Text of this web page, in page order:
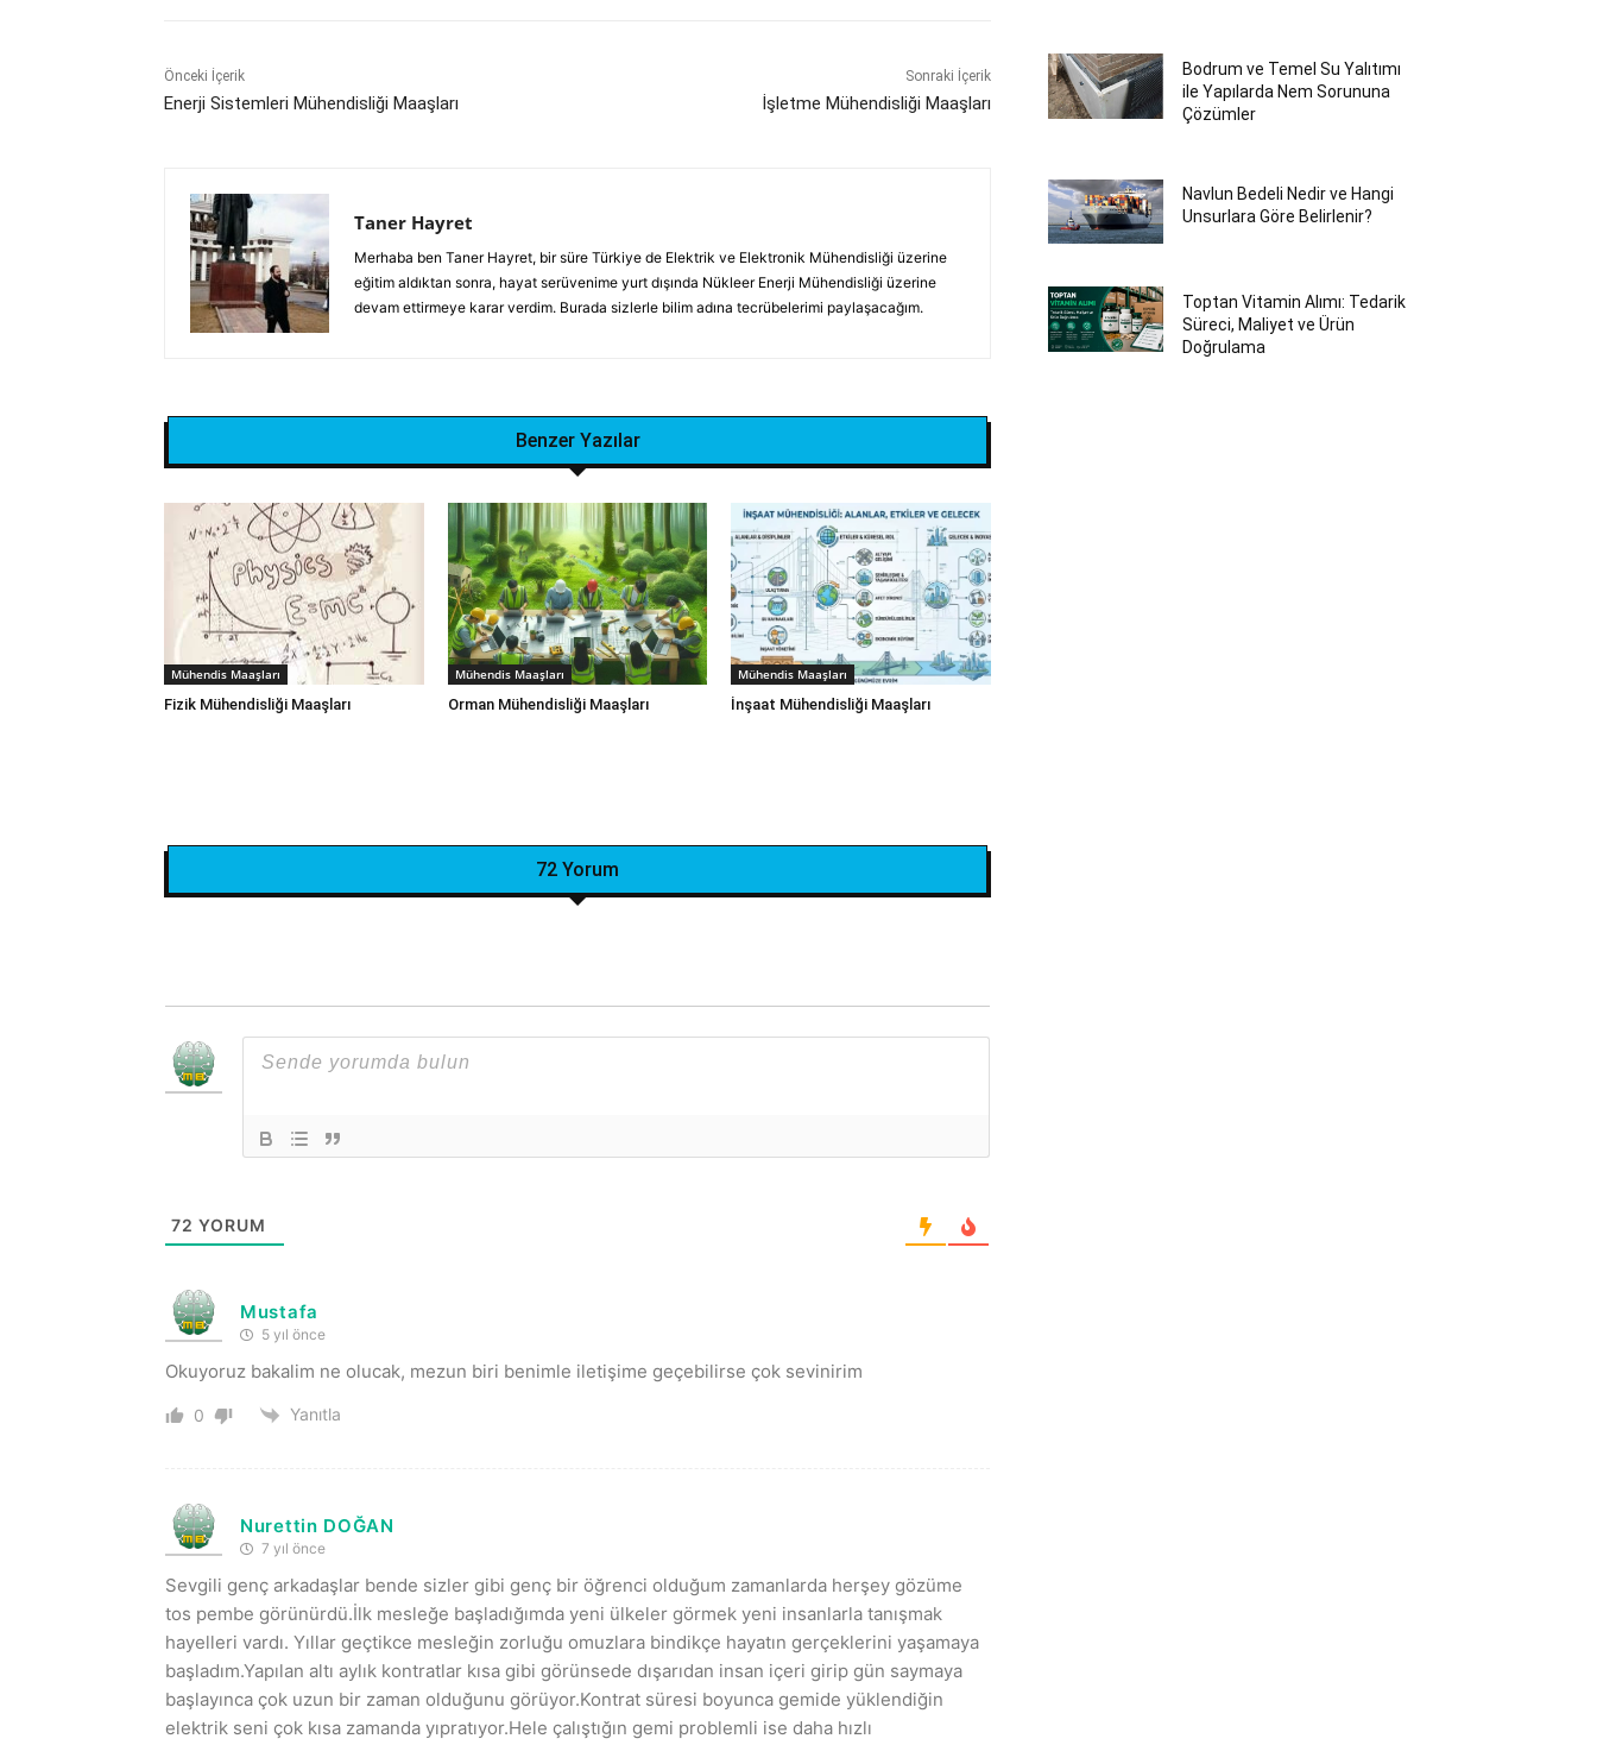
Önceki İçerik
Enerji Sistemleri Mühendisliği Maaşları
Sonraki İçerik
İşletme Mühendisliği Maaşları
Taner Hayret
Merhaba ben Taner Hayret, bir süre Türkiye de Elektrik ve Elektronik Mühendisliği üzerine
eğitim aldıktan sonra, hayat serüvenime yurt dışında Nükleer Enerji Mühendisliği üzerine
devam ettirmeye karar verdim. Burada sizlerle bilim adına tecrübelerimi paylaşacağım.
Benzer Yazılar
Mühendis Maaşları
Fizik Mühendisliği Maaşları
Mühendis Maaşları
Orman Mühendisliği‎ Maaşları
Mühendis Maaşları
İnşaat Mühendisliği Maaşları
72 Yorum
72 YORUM
Mustafa
5 yıl önce
Okuyoruz bakalim ne olucak, mezun biri benimle iletişime geçebilirse çok sevinirim
0 Yanıtla
Nurettin DOĞAN
7 yıl önce
Sevgili genç arkadaşlar bende sizler gibi genç bir öğrenci olduğum zamanlarda herşey gözüme
tos pembe görünürdü.İlk mesleğe başladığımda yeni ülkeler görmek yeni insanlarla tanışmak
hayelleri vardı. Yıllar geçtikce mesleğin zorluğu omuzlara bindikçe hayatın gerçeklerini yaşamaya
başladım.Yapılan altı aylık kontratlar kısa gibi görünsede dışarıdan insan içeri girip gün saymaya
başlayınca çok uzun bir zaman olduğunu görüyor.Kontrat süresi boyunca gemide yüklendiğin
elektrik seni çok kısa zamanda yıpratıyor.Hele çalıştığın gemi problemli ise daha hızlı
Bodrum ve Temel Su Yalıtımı
ile Yapılarda Nem Sorununa
Çözümler
Navlun Bedeli Nedir ve Hangi
Unsurlara Göre Belirlenir?
Toptan Vitamin Alımı: Tedarik
Süreci, Maliyet ve Ürün
Doğrulama